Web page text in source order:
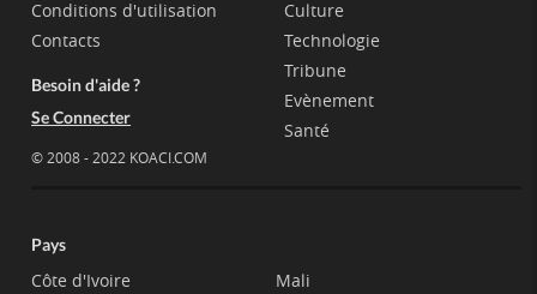
Conditions d'utilisation
Contacts
Besoin d'aide ?
Se Connecter
© 2008 - 2022 KOACI.COM
Culture
Technologie
Tribune
Evènement
Santé
Pays
Côte d'Ivoire
Mali